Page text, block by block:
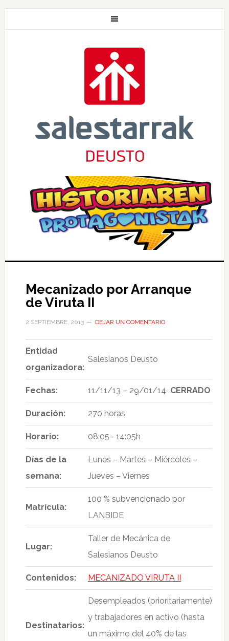
Mecanizado por Arranque
de Viruta II
2 SEPTIEMBRE, 2013 DEJAR UN COMENTARIO
Entidad
organizadora:
Salesianos Deusto
Fechas: 11/11/13 – 29/01/14 CERRADO
Duración: 270 horas
Horario: 08:05– 14:05h
Días de la
semana:
Lunes – Martes – Miércoles –
Jueves – Viernes
Matrícula:
100 % subvencionado por
LANBIDE
Lugar:
Taller de Mecánica de
Salesianos Deusto
Contenidos: MECANIZADO VIRUTA II
Destinatarios:
Desempleados (prioritariamente)
y trabajadores en activo (hasta
un máximo del 40% de las